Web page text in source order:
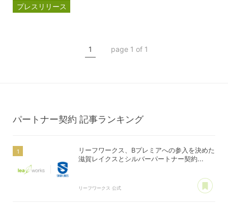
プレスリリース
1 page 1 of 1
パートナー契約 記事ランキング
リーフワークス、Bプレミアへの参入を決めた
滋賀レイクスとシルバーパートナー契約...
リーフワークス 公式